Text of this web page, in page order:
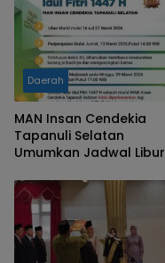
Daerah
MAN Insan Cendekia
Tapanuli Selatan
Umumkan Jadwal Libur
Penggunaan Gawai